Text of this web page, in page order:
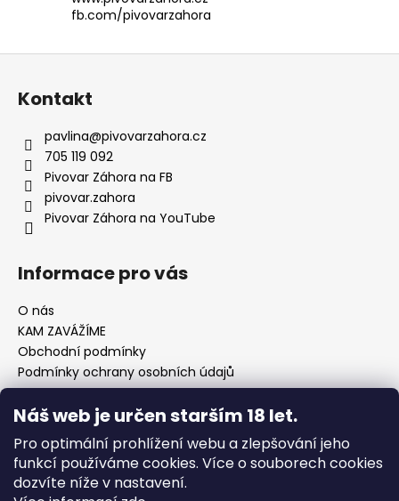
Náš web je určen starším 18 let.
Pro optimální prohlížení webu a zlepšování jeho
funkcí používáme cookies. Více o souborech cookies
dozvíte níže v nastavení.
fb.com/pivovarzahora
Z
Kontakt
pavlina@pivovarzahora.cz
705 119 092
Pivovar Záhora na FB
pivovar.zahora
Pivovar Záhora na YouTube
Informace pro vás
O nás
KAM ZAVÁŽÍME
Obchodní podmínky
Podmínky ochrany osobních údajů
Linked In Pivovar Záhora